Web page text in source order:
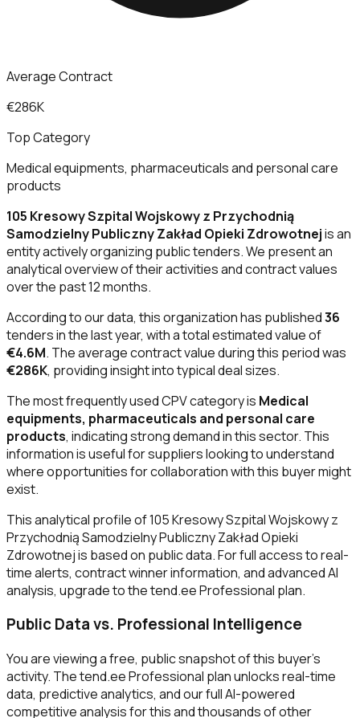
Average Contract
€286K
Top Category
Medical equipments, pharmaceuticals and personal care
products
105 Kresowy Szpital Wojskowy z Przychodnią
Samodzielny Publiczny Zakład Opieki Zdrowotnejis an
entity actively organizing public tenders. We present an
analytical overview of their activities and contract values
over the past 12 months.
According to our data, this organization has published36
tenders in the last year, with a total estimated value of
€4.6M. The average contract value during this period was
€286K, providing insight into typical deal sizes.
The most frequently used CPV category is Medical
equipments, pharmaceuticals and personal care
products, indicating strong demand in this sector. This
information is useful for suppliers looking to understand
where opportunities for collaboration with this buyer might
exist.
This analytical profile of 105 Kresowy Szpital Wojskowy z
Przychodnią Samodzielny Publiczny Zakład Opieki
Zdrowotnej is based on public data. For full access to real-
time alerts, contract winner information, and advanced AI
analysis, upgrade to the tend.ee Professional plan.
Public Data vs. Professional Intelligence
You are viewing a free, public snapshot of this buyer's
activity. The tend.ee Professional plan unlocks real-time
data, predictive analytics, and our full AI-powered
competitive analysis for this and thousands of other